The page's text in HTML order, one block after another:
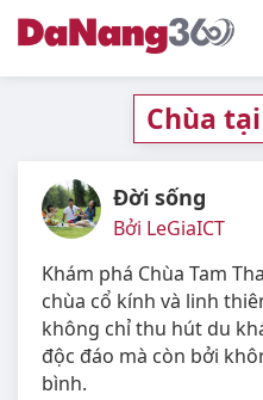
Chùa
Đời sống
Bởi LeGiaICT
Khám phá Chùa Tam
chùa cổ kính và linh
không chỉ thu hút du
độc đáo mà còn bởi
bình.